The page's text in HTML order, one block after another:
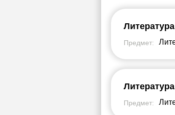
Литература
Предмет:
Литература
Предмет: